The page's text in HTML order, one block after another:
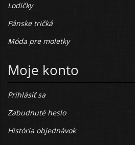
Lodičky
Pánske tričká
Móda pre moletky
Moje konto
Prihlásiť sa
Zabudnuté heslo
História objednávok